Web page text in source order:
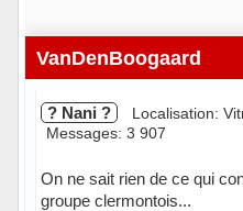
VanDenBoogaard
? Nani ? Localisation:
Messages: 3 907
On ne sait rien de ce qui
groupe clermontois...